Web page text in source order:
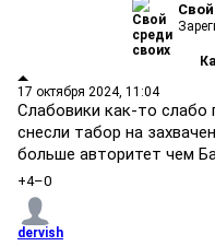
17 октября 2024, 11:04
Слабовики как-то слабо
снесли табор на
больше авторитет чем
+4–0
dervish